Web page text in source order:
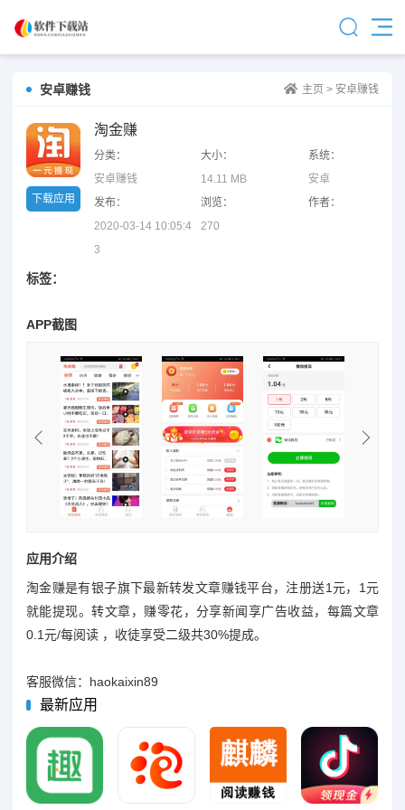
安卓赚钱 主页 > 安卓赚钱
下载应用
淘金赚
分类：
安卓赚钱
大小：
14.11 MB
系统：
安卓
发布：
2020-03-14 10:05:4
3
浏览：
270
作者：
标签：
APP截图
应用介绍
淘金赚是有银子旗下最新转发文章赚钱平台，注册送1元，1元
就能提现。转文章，赚零花，分享新闻享广告收益，每篇文章
0.1元/每阅读 ，收徒享受二级共30%提成。
客服微信：haokaixin89
最新应用